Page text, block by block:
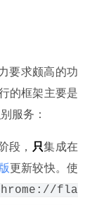
要求颇高的功
的框架主要是
服务：
段， 只集成在
更新较快。使
fla